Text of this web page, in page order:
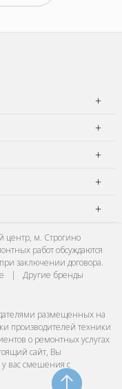
не
центр, м. Строгино
работ обсуждаются
заключении договора.
|
Другие бренды
размещенных на
производителей техники
о ремонтных услугах
сайт, Вы
вас смешения с